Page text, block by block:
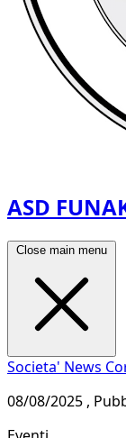
ASD
Close main menu
Societa' News
08/08/2025 ,